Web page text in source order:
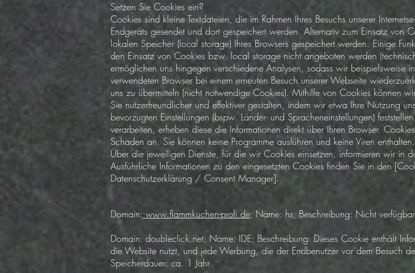
Setzen Sie Cookies ein?
Cookies sind kleine Textdateien, die im Rahmen Ihres Besuchs unserer
Endgeräts gesendet und dort gespeichert werden. Alternativ zum Einsatz von
lokalen Speicher (local storage) Ihres Browsers gespeichert werden. Einige
den Einsatz von Cookies bzw. local storage nicht angeboten werden
ermöglichen uns hingegen verschiedene Analysen, sodass wir beispielsweise
verwendeten Browser bei einem erneuten Besuch unserer Webseite
uns zu übermitteln (nicht notwendige Cookies). Mithilfe von Cookies können
Sie nutzerfreundlicher und effektiver gestalten, indem wir etwa Ihre Nutzung
bevorzugten Einstellungen (bspw. Länder- und Spracheneinstellungen)
verarbeiten, erheben diese die Informationen direkt über Ihren Browser.
Schaden an. Sie können keine Programme ausführen und keine Viren enthalten.
Über die jeweiligen Dienste, für die wir Cookies einsetzen, informieren wir in
Ausführliche Informationen zu den eingesetzten Cookies finden Sie in den
Datenschutzerklärung / Consent Manager].
Domain: www.flammkuchen-profi.de; Name: hs; Beschreibung: Nicht
Domain: doubleclick.net; Name: IDE; Beschreibung: Dieses Cookie enthält
die Website nutzt, und jede Werbung, die der Endbenutzer vor dem Besuch
Speicherdauer: ca. 1 Jahr